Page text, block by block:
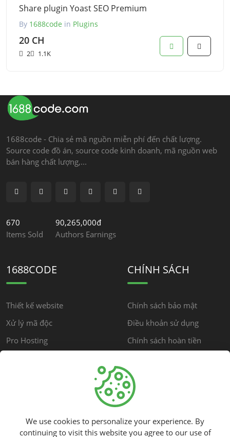
Share plugin Yoast SEO Premium
By 1688code in Plugins
20 CH
2 1.1K
1688code - Chia sẻ mã nguồn miễn phí đến chất lượng.
Source code đồ án, source code kinh doanh, mã nguồn web
bán hàng chất lượng,...
670
Items Sold
90,265,000đ
Authors Earnings
1688CODE
Thiết kế website
Xử lý mã độc
Pro Hosting
CHÍNH SÁCH
Chính sách bảo mật
Điều khoản sử dụng
Chính sách hoàn tiền
Trung tâm hỗ trợ
We use cookies to personalize your experience. By
continuing to visit this website you agree to our use of